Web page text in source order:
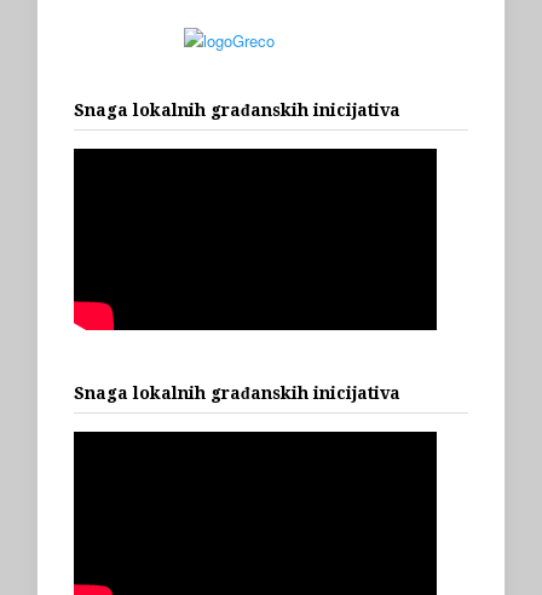
Snaga lokalnih građanskih inicijativa
Snaga lokalnih građanskih inicijativa